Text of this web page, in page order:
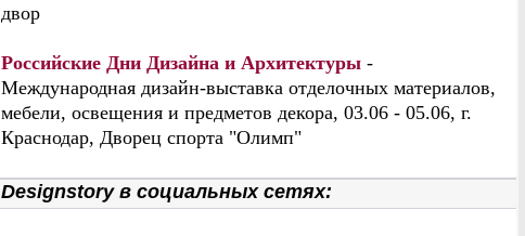
двор
Российские Дни Дизайна и Архитектуры -
Международная дизайн-выставка отделочных материалов,
мебели, освещения и предметов декора, 03.06 - 05.06, г.
Краснодар, Дворец спорта "Олимп"
Designstory в социальных сетях: